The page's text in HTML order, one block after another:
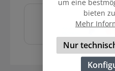
Sicher
um eine
bieten
Mehr
Nur